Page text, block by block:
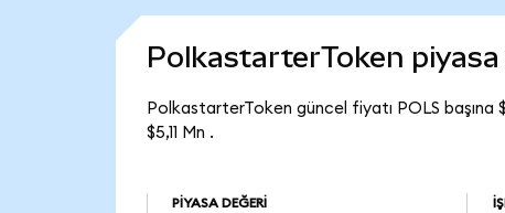
PolkastarterToken
PolkastarterToken güncel fiyatı POLS başına
$5,11 Mn .
PIYASA DEĞERI